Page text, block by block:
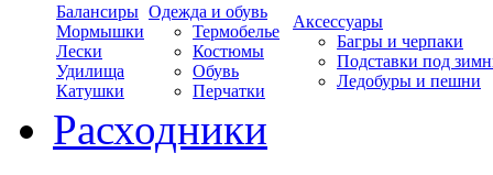
Балансиры
Мормышки
Лески
Удилища
Катушки
Одежда и обувь
Термобелье
Костюмы
Обувь
Перчатки
Аксессуары
Багры и черпаки
Подставки под
Ледобуры и пешни
Расходники